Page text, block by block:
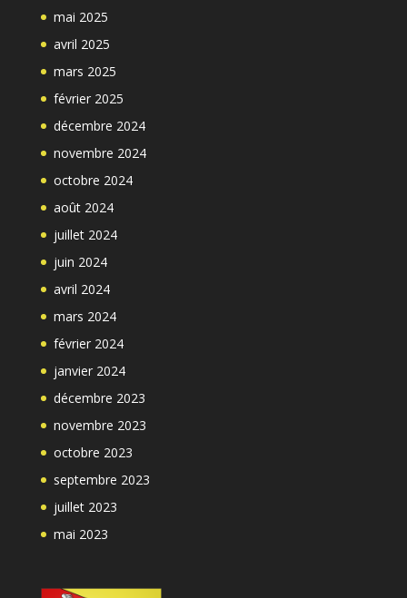
mai 2025
avril 2025
mars 2025
février 2025
décembre 2024
novembre 2024
octobre 2024
août 2024
juillet 2024
juin 2024
avril 2024
mars 2024
février 2024
janvier 2024
décembre 2023
novembre 2023
octobre 2023
septembre 2023
juillet 2023
mai 2023